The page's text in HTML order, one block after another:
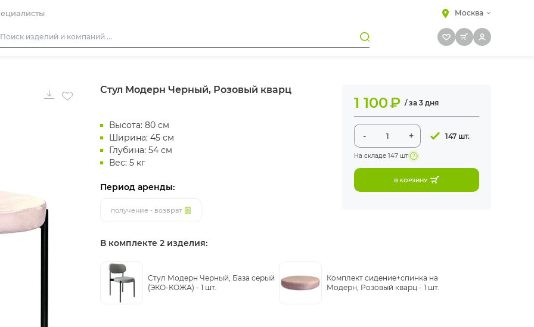
Москва
Фуршетная мебель
Барная мебель
Стул Модерн Черный, Розовый кварц
Высота: 80 см
Ширина: 45 см
Глубина: 54 см
Вес: 5 кг
Период аренды:
получение - возврат
1 100₽ / за 3 дня
- + 147 шт.
На складе 147 шт
В КОРЗИНУ
В комплекте 2 изделия:
Стул Модерн Черный, База серый
(ЭКО-КОЖА) - 1 шт.
Комплект сидение+спинка на
Модерн, Розовый кварц - 1 шт.